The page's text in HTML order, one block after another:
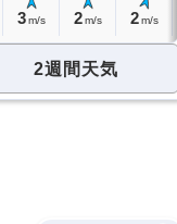
3 m/s 2 m/s 2 m/s
2週間天気